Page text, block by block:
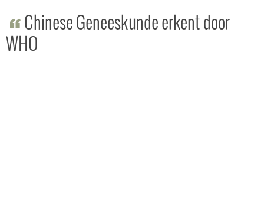
Chinese Geneeskunde erkent door
WHO